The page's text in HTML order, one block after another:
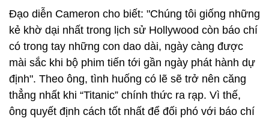
Đạo diễn Cameron cho biết: "Chúng tôi giống những
kẻ khờ dại nhất trong lịch sử Hollywood còn báo chí
có trong tay những con dao dài, ngày càng được
mài sắc khi bộ phim tiến tới gần ngày phát hành dự
định". Theo ông, tình huống có lẽ sẽ trở nên căng
thẳng nhất khi “Titanic” chính thức ra rạp. Vì thế,
ông quyết định cách tốt nhất để đối phó với báo chí